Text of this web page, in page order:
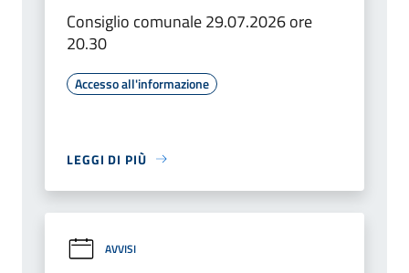
Consiglio comunale 29.07.2026 ore
20.30
Accesso all'informazione
LEGGI DI PIÙ
AVVISI